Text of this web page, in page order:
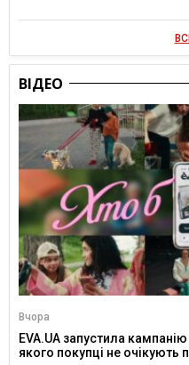
ВІДЕО
Вчора
EVA.UA запустила
якого покупці не очікують